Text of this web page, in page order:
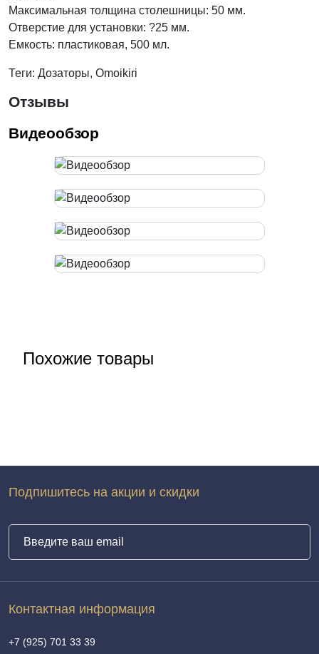
Максимальная толщина столешницы: 50 мм.
Отверстие для установки: ?25 мм.
Емкость: пластиковая, 500 мл.
Теги: Дозаторы, Omoikiri
Отзывы
Видеообзор
Похожие товары
Контактная информация
+7 (925) 701 33 39
Подпишитесь на акции и скидки